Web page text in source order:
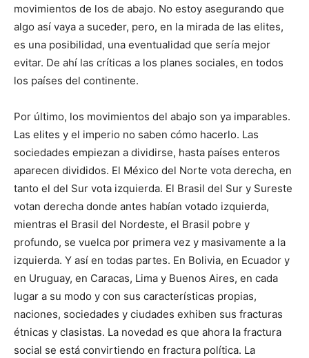
movimientos de los de abajo. No estoy asegurando que
algo así vaya a suceder, pero, en la mirada de las elites,
es una posibilidad, una eventualidad que sería mejor
evitar. De ahí las críticas a los planes sociales, en todos
los países del continente.
Por último, los movimientos del abajo son ya imparables.
Las elites y el imperio no saben cómo hacerlo. Las
sociedades empiezan a dividirse, hasta países enteros
aparecen divididos. El México del Norte vota derecha, en
tanto el del Sur vota izquierda. El Brasil del Sur y Sureste
votan derecha donde antes habían votado izquierda,
mientras el Brasil del Nordeste, el Brasil pobre y
profundo, se vuelca por primera vez y masivamente a la
izquierda. Y así en todas partes. En Bolivia, en Ecuador y
en Uruguay, en Caracas, Lima y Buenos Aires, en cada
lugar a su modo y con sus características propias,
naciones, sociedades y ciudades exhiben sus fracturas
étnicas y clasistas. La novedad es que ahora la fractura
social se está convirtiendo en fractura política. La